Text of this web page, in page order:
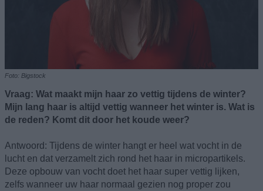
Foto: Bigstock
Vraag: Wat maakt mijn haar zo vettig tijdens de winter?
Mijn lang haar is altijd vettig wanneer het winter is. Wat is
de reden? Komt dit door het koude weer?
Antwoord: Tijdens de winter hangt er heel wat vocht in de
lucht en dat verzamelt zich rond het haar in micropartikels.
Deze opbouw van vocht doet het haar super vettig lijken,
zelfs wanneer uw haar normaal gezien nog proper zou